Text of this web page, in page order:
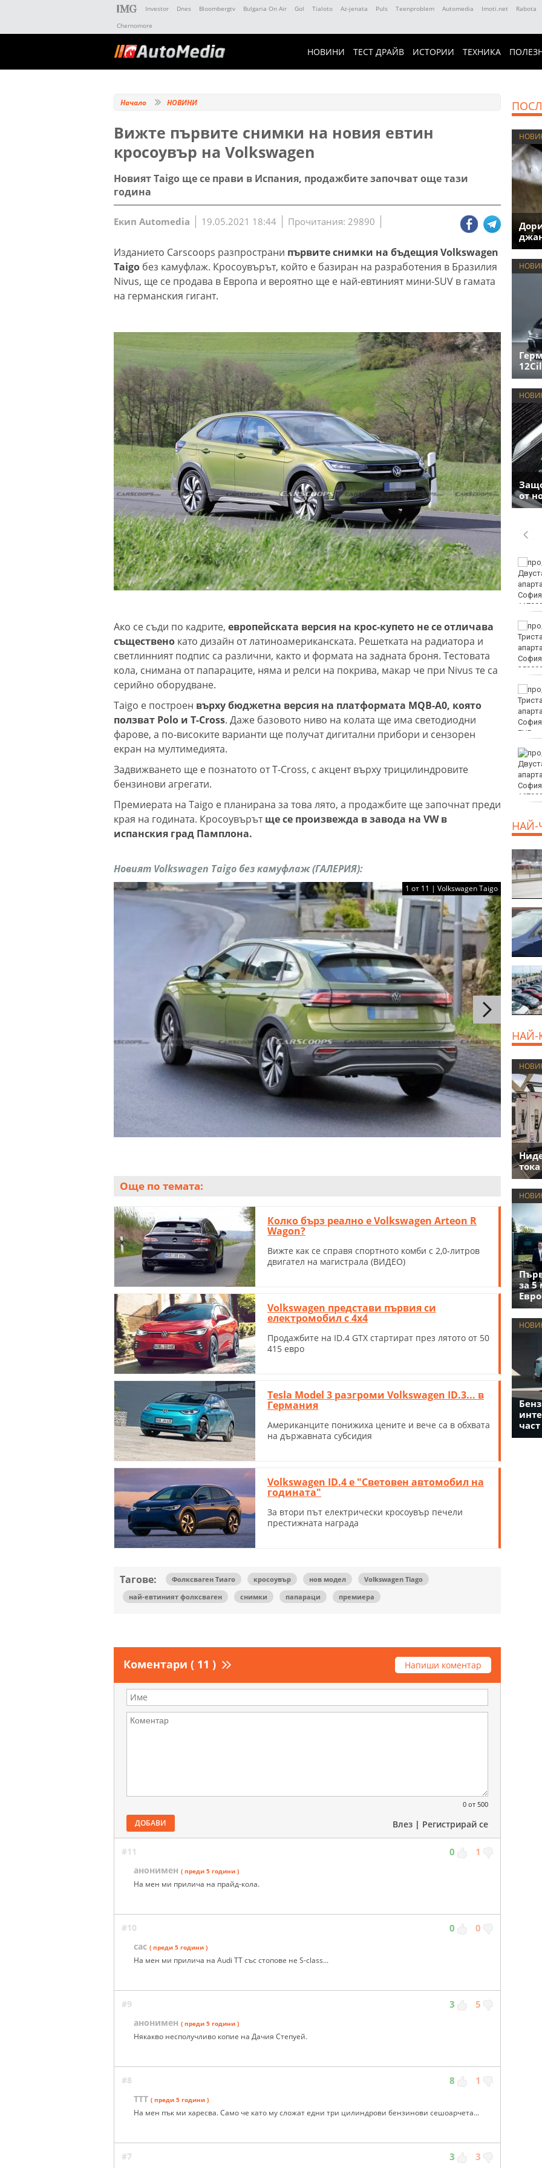
Investor Dnes Bloombergtv Bulgaria On Air Gol Tialoto Az-jenata Puls Teenproblem Automedia Imoti.net Rabota
Chernomore
НОВИНИ ТЕСТ ДРАЙВ ИСТОРИИ ТЕХНИКА
Начало НОВИНИ
Вижте първите снимки на новия евтин
кросоувър на Volkswagen
Новият Taigo ще се прави в Испания, продажбите започват още тази
година
Екип Automedia 19.05.2021 18:44 Прочитания: 29890
Изданието Carscoops разпространи първите снимки на бъдещия Volkswagen
Taigo без камуфлаж. Кросоувърът, който е базиран на разработения в Бразилия
Nivus, ще се продава в Европа и вероятно ще е най-евтиният мини-SUV в гамата
на германския гигант.
Ако се съди по кадрите, европейската версия на крос-купето не се отличава
съществено като дизайн от латиноамериканската. Решетката на радиатора и
светлинният подпис са различни, както и формата на задната броня. Тестовата
кола, снимана от папараците, няма и релси на покрива, макар че при Nivus те са
серийно оборудване.
Taigo e построен върху бюджетна версия на платформата MQB-A0, която
ползват Polo и T-Cross. Даже базовото ниво на колата ще има светодиодни
фарове, а по-високите варианти ще получат дигитални прибори и сензорен
екран на мултимедията.
Задвижването ще е познатото от T-Cross, с акцент върху трицилиндровите
бензинови агрегати.
Премиерата на Taigo е планирана за това лято, а продажбите ще започнат преди
края на годината. Кросоувърътще се произвежда в завода на VW в
испанския град Памплона.
Новият Volkswagen Taigo без камуфлаж (ГАЛЕРИЯ):
1 от 11 | Volkswagen Taigo
Още по темата:
Колко бърз реално е Volkswagen Arteon R
Wagon?
Вижте как се справя спортното комби с 2,0-литров
двигател на магистрала (ВИДЕО)
Volkswagen представи първия си
електромобил с 4х4
Продажбите на ID.4 GTX стартират през лятото от 50
415 евро
Tesla Model 3 разгроми Volkswagen ID.3... в
Германия
Американците понижиха цените и вече са в обхвата
на държавната субсидия
Volkswagen ID.4 е "Световен автомобил на
годината"
За втори път електрически кросоувър печели
престижната награда
Тагове: Фолксваген Тиаго кросоувър нов модел
Volkswagen Tiago
най-евтиният фолксваген
снимки папараци премиера
Коментари ( 11 ) Напиши коментар
0 от 500
ДОБАВИ Влез | Регистрирай се
#11 0 1
анонимен ( преди 5 години )
На мен ми прилича на прайд-кола.
#10 0 0
сас ( преди 5 години )
На мен ми прилича на Audi TT със стопове не S-class...
#9 3 5
анонимен ( преди 5 години )
Някакво несполучливо копие на Дачия Степуей.
#8 8 1
ТТТ ( преди 5 години )
На мен пък ми харесва. Само че като му сложат едни три цилиндрови бензинови сешоарчета...
#7 3 3
от
Винисиус Жуниор
преподписа с Реал
(Мадрид)
ЦСКА удари с 3:0 Макаби
голямо име в
медицината
EUR
800
НАЙ-
НАЙ-
за 5
част